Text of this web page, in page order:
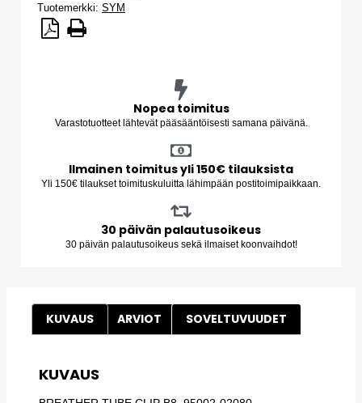
Tuotemerkki: SYM
Nopea toimitus
Varastotuotteet lähtevät pääsääntöisesti samana päivänä.
Ilmainen toimitus yli 150€ tilauksista
Yli 150€ tilaukset toimituskuluitta lähimpään postitoimipaikkaan.
30 päivän palautusoikeus
30 päivän palautusoikeus sekä ilmaiset koonvaihdot!
KUVAUS ARVIOT SOVELTUVUUDET
KUVAUS